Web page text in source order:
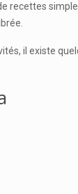
recettes
il existe